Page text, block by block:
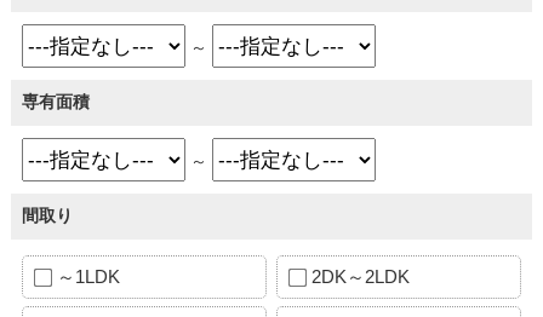
～
専有面積
～
間取り
～1LDK 2DK～2LDK